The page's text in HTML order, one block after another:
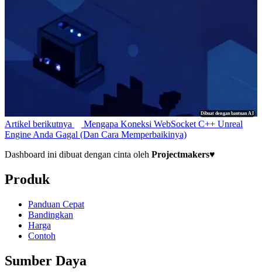
Dibuat dengan bantuan AI
Artikel berikutnya
Mengapa Koneksi WebSocket C++ Unreal
Engine Anda Gagal (Dan Cara Memperbaikinya)
Dashboard ini dibuat dengan cinta oleh Projectmakers♥
Produk
Panduan Cepat
Bandingkan
Harga
Contoh
Sumber Daya